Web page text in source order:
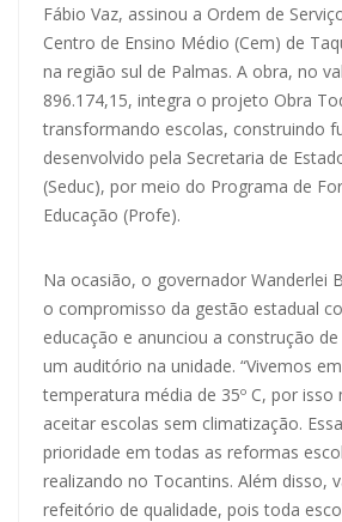
Fábio Vaz, assinou a Ordem de
Centro de Ensino Médio (Cem) de
na região sul de Palmas. A obra, no
896.174,15, integra o projeto Obra
transformando escolas, construindo
desenvolvido pela Secretaria de
(Seduc), por meio do Programa de
Educação (Profe).
Na ocasião, o governador Wanderlei
o compromisso da gestão estadual
educação e anunciou a construção
um auditório na unidade. “Vivemos
temperatura média de 35º C, por
aceitar escolas sem climatização.
prioridade em todas as reformas
realizando no Tocantins. Além disso,
refeitório de qualidade, pois toda